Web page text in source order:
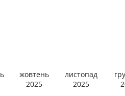
жовтень
2025
листопад
2025